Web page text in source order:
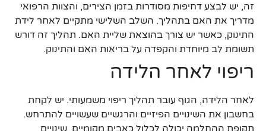
זה, יש לבצע דחיפות מסודרות בזמן הצירים, והצוות הרפואי
מדריך את האם בתהליך. השלב השלישי מתקיים לאחר לידת
התינוק, כאשר יש צורך בהוצאת שליית האם. תהליך זה דורש
תשומת לב מיוחדת והקפדה על בריאות האם והתינוק.
ריפוי לאחר הלידה
לאחר הלידה, הגוף עובר תהליך ריפוי משמעותי. יש לקחת
בחשבון את השינויים הפיזיים והרגשיים שעשויים להתרחש.